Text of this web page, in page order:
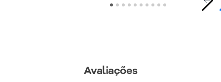
Avaliações